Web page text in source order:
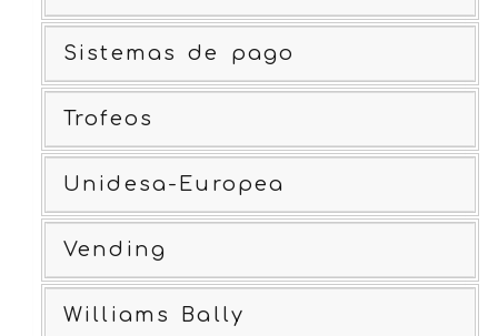
Sistemas de pago
Trofeos
Unidesa-Europea
Vending
Williams Bally